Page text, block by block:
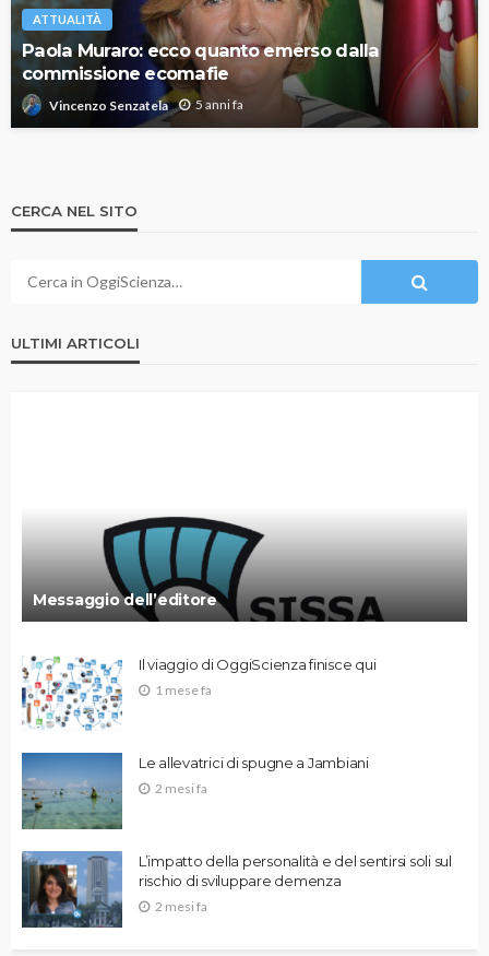
ATTUALITÀ
Paola Muraro: ecco quanto emerso dalla
commissione ecomafie
Vincenzo Senzatela 5 anni fa
CERCA NEL SITO
ULTIMI ARTICOLI
Messaggio dell’editore
Il viaggio di OggiScienza finisce qui
1 mese fa
Le allevatrici di spugne a Jambiani
2 mesi fa
L’impatto della personalità e del sentirsi soli sul
rischio di sviluppare demenza
2 mesi fa